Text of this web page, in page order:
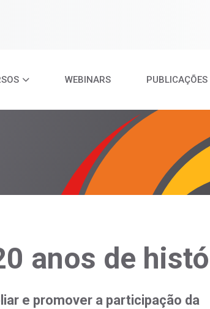
WEBINARS PUBLICAÇÕES
anos de
e promover a participação da